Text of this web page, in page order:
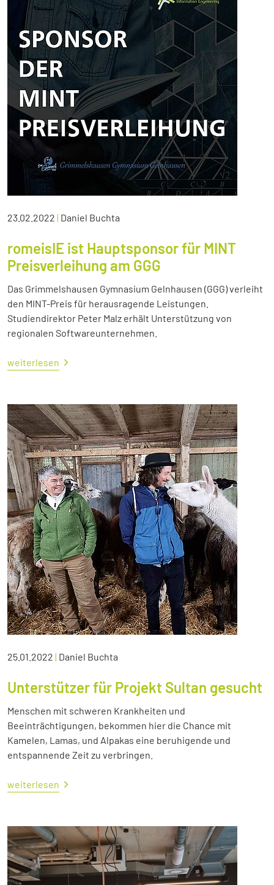
23.02.2022 | Daniel Buchta
romeisIE ist Hauptsponsor für MINT
Preisverleihung am GGG
Das Grimmelshausen Gymnasium Gelnhausen (GGG) verleiht
den MINT-Preis für herausragende Leistungen.
Studiendirektor Peter Malz erhält Unterstützung von
regionalen Softwareunternehmen.
weiterlesen
25.01.2022 | Daniel Buchta
Unterstützer für Projekt Sultan gesucht
Menschen mit schweren Krankheiten und
Beeinträchtigungen, bekommen hier die Chance mit
Kamelen, Lamas, und Alpakas eine beruhigende und
entspannende Zeit zu verbringen.
weiterlesen